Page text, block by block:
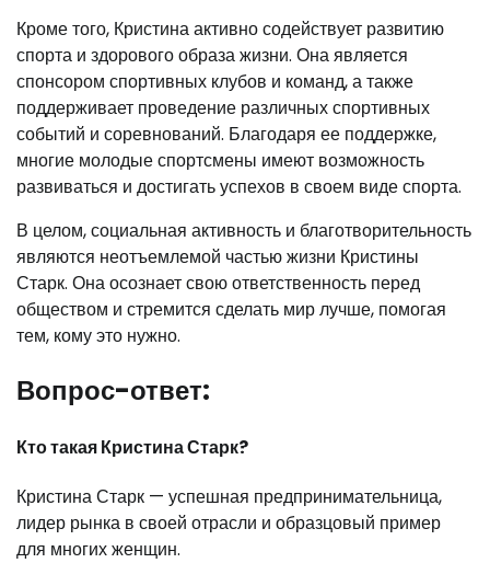
Кроме того, Кристина активно содействует развитию
спорта и здорового образа жизни. Она является
спонсором спортивных клубов и команд, а также
поддерживает проведение различных спортивных
событий и соревнований. Благодаря ее поддержке,
многие молодые спортсмены имеют возможность
развиваться и достигать успехов в своем виде спорта.
В целом, социальная активность и благотворительность
являются неотъемлемой частью жизни Кристины
Старк. Она осознает свою ответственность перед
обществом и стремится сделать мир лучше, помогая
тем, кому это нужно.
Вопрос-ответ:
Кто такая Кристина Старк?
Кристина Старк — успешная предпринимательница,
лидер рынка в своей отрасли и образцовый пример
для многих женщин.